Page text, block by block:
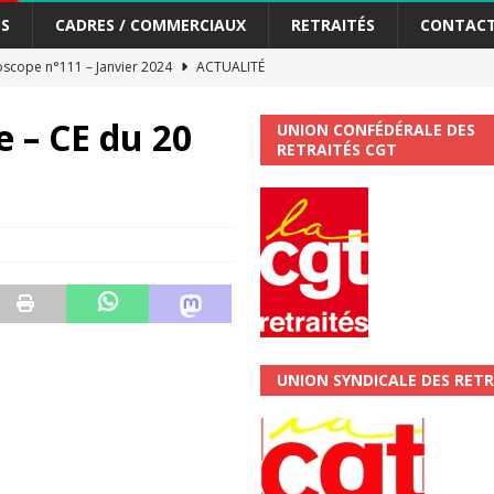
CADRES / COMMERCIAUX RETRAITÉS
n°111 – Janvier 2024
ACTUALITÉ
ACTUALITÉ
et…. des augmentations pour les salariéS !!!
de développement de la Direction Commerciale DDCE/Télévente :
Sociales et Culturelles : Un droit, pas un cadeau !
SECTEUR
n°126
– CE du 20
UNION CONFÉDÉRALE DES
RETRAITÉS CGT
UNION SYNDICALE DES